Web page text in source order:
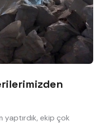
yaptırdık, ekip çok